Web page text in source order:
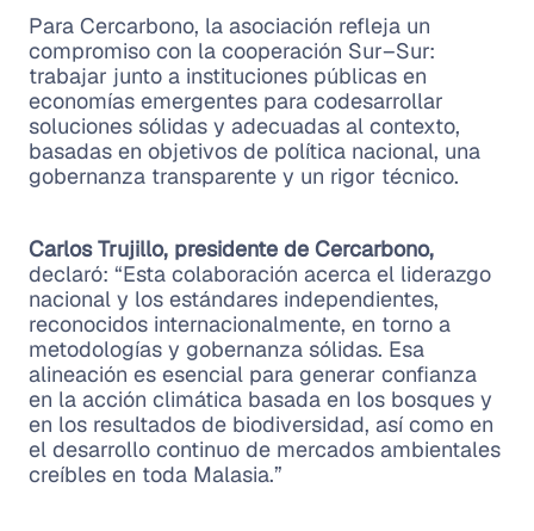
Para Cercarbono, la asociación refleja un
compromiso con la cooperación Sur–Sur:
trabajar junto a instituciones públicas en
economías emergentes para codesarrollar
soluciones sólidas y adecuadas al contexto,
basadas en objetivos de política nacional, una
gobernanza transparente y un rigor técnico.
Carlos Trujillo, presidente de Cercarbono,
declaró: “Esta colaboración acerca el liderazgo
nacional y los estándares independientes,
reconocidos internacionalmente, en torno a
metodologías y gobernanza sólidas. Esa
alineación es esencial para generar confianza
en la acción climática basada en los bosques y
en los resultados de biodiversidad, así como en
el desarrollo continuo de mercados ambientales
creíbles en toda Malasia.”